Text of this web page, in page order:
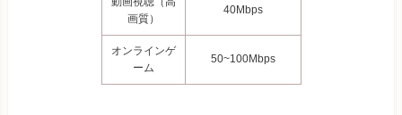
画質）
40Mbps
オンラインゲ
ーム
50~100Mbps